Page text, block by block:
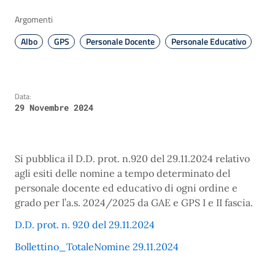
Argomenti
Albo
GPS Personale Docente Personale Educativo
Data:
29 Novembre 2024
Si pubblica il D.D. prot. n.920 del 29.11.2024 relativo
agli esiti delle nomine a tempo determinato del
personale docente ed educativo di ogni ordine e
grado per l’a.s. 2024/2025 da GAE e GPS I e II fascia.
D.D. prot. n. 920 del 29.11.2024
Bollettino_TotaleNomine 29.11.2024